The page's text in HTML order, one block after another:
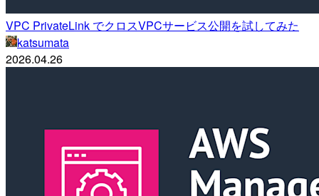
VPC PrivateLink でクロスVPCサービス公開を試してみた
katsumata
2026.04.26